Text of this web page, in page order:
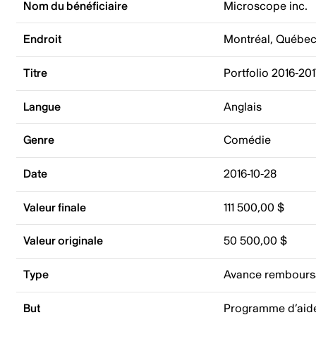
Nom du bénéficiaire Microscope inc.
Endroit Montréal,
Titre Portfolio 2016-
Langue Anglais
Genre Comédie
Date 2016-10-28
Valeur finale 111 500,00 $
Valeur originale 50 500,00 $
Type Avance
But Programme